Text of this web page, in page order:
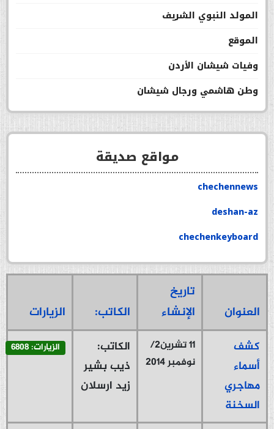
المولد النبوي الشريف
الموقع
وفيات شيشان الأردن
وطن هاشمي ورجال شيشان
مواقع صديقة
chechennews
deshan-az
chechenkeyboard
العنوان
تاريخ
الإنشاء
الكاتب: الزيارات
كشف
أسماء
مهاجري
السخنة
11 تشرين2/
نوفمبر 2014
الكاتب:
ذيب بشير
زيد ارسلان
الزيارات: 6808